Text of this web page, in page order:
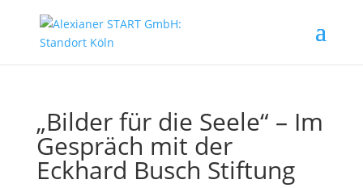
„Bilder für die Seele“ – Im
Gespräch mit der
Eckhard Busch Stiftung